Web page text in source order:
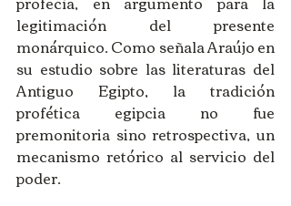
legitimación del presente
monárquico. Como señala Araújo en
su estudio sobre las literaturas del
Antiguo Egipto, la tradición
profética egipcia no fue
premonitoria sino retrospectiva, un
mecanismo retórico al servicio del
poder.